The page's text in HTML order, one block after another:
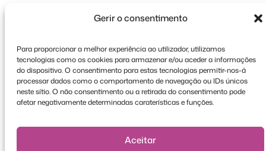
Gerir o consentimento
Para proporcionar a melhor experiência ao utilizador, utilizamos
tecnologias como os cookies para armazenar e/ou aceder a informações
do dispositivo. O consentimento para estas tecnologias permitir-nos-á
processar dados como o comportamento de navegação ou IDs únicos
neste sítio. O não consentimento ou a retirada do consentimento pode
afetar negativamente determinadas caraterísticas e funções.
Aceitar
X